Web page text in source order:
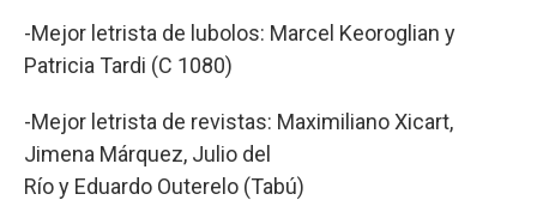
-Mejor letrista de lubolos: Marcel Keoroglian y
Patricia Tardi (C 1080)
-Mejor letrista de revistas: Maximiliano Xicart,
Jimena Márquez, Julio del
Río y Eduardo Outerelo (Tabú)